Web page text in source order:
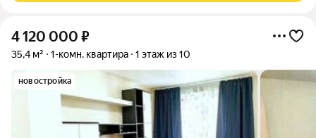
4 120 000 ₽
35,4 м² 1-комн. квартира 1 этаж из 10
новостройка